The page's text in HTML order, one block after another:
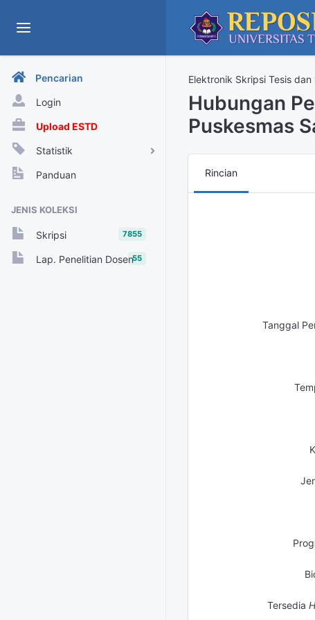
Pencarian
Login
Upload ESTD
Statistik
View Harian
Rekap View Bulanan
Rekap View Harian
Panduan
JENIS KOLEKSI
Skripsi 7855
Lap. Penelitian Dosen55
Elektronik Skripsi Tesis dan
Hubungan
Puskesmas
Rincian
Tanggal
Tersedia